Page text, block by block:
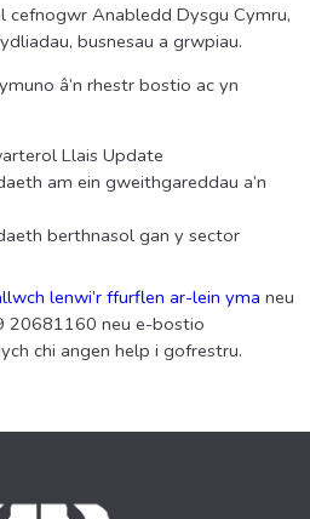
cefnogwr Anabledd Dysgu Cymru,
busnesau a grwpiau.
â’n rhestr bostio ac yn
Llais Update
am ein gweithgareddau a’n
berthnasol gan y sector
lenwi’r ffurflen ar-lein yma neu
20681160 neu e-bostio
chi angen help i gofrestru.